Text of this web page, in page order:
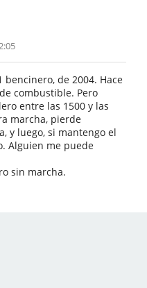
bencinero, de 2004. Hace
combustible. Pero
entre las 1500 y las
marcha, pierde
y luego, si mantengo el
Alguien me puede
sin marcha.